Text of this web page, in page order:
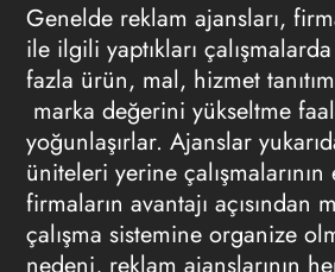
Genelde reklam ajansları,
ile ilgili yaptıkları
fazla ürün, mal, hizmet
marka değerini yükseltme
yoğunlaşırlar. Ajanslar
üniteleri yerine
firmaların avantajı açısından
çalışma sistemine organize